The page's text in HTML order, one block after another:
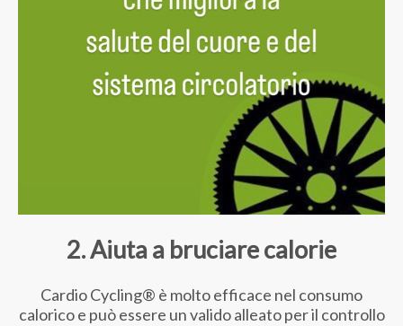
2. Aiuta a bruciare calorie
Cardio Cycling® è molto efficace nel consumo
calorico e può essere un valido alleato per il controllo